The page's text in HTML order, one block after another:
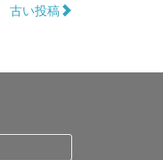
古い投稿